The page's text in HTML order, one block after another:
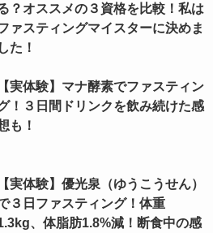
？オススメの３資格を比較！私は
ァスティングマイスターに決めま
した！
【実体験】マナ酵素でファスティン
！３日間ドリンクを飲み続けた感
も！
【実体験】優光泉（ゆうこうせん）
３日ファスティング！体重
、体脂肪1.8%減！断食中の感